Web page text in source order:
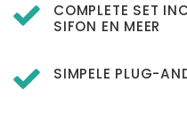
COMPLETE SET
SIFON EN MEER
SIMPELE PLUG-